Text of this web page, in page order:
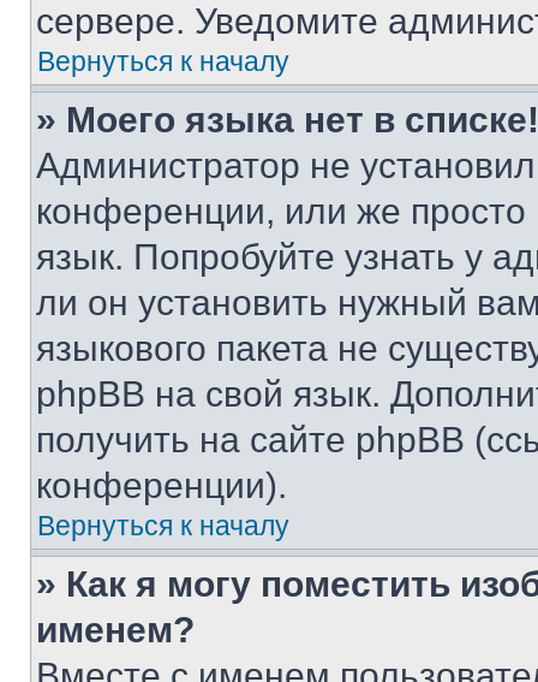
сервере. Уведомите
Вернуться к началу
» Моего языка нет в списке!
Администратор не
конференции, или же
язык. Попробуйте узнать у
ли он установить нужный
языкового пакета не
phpBB на свой язык.
получить на сайте phpBB
конференции).
Вернуться к началу
» Как я могу поместить
именем?